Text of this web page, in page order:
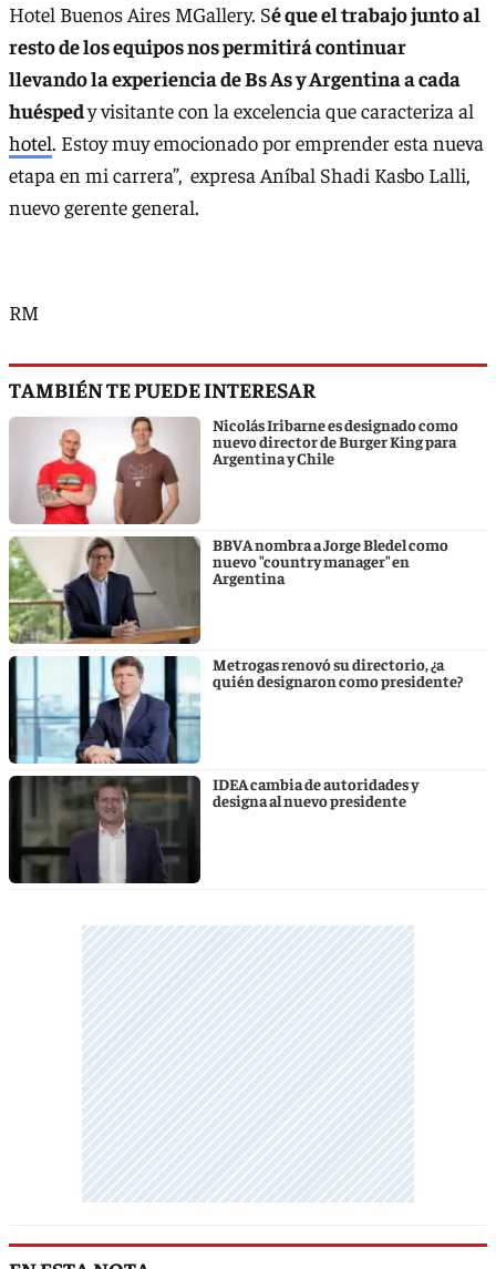
Hotel Buenos Aires MGallery. Sé que el trabajo junto al
resto de los equipos nos permitirá continuar
llevando la experiencia de Bs As y Argentina a cada
huéspedy visitante con la excelencia que caracteriza al
hotel. Estoy muy emocionado por emprender esta nueva
etapa en mi carrera”, expresa Aníbal Shadi Kasbo Lalli,
nuevo gerente general.
RM
TAMBIÉN TE PUEDE INTERESAR
Nicolás Iribarne es designado como
nuevo director de Burger King para
Argentina y Chile
BBVA nombra a Jorge Bledel como
nuevo "country manager" en
Argentina
Metrogas renovó su directorio, ¿a
quién designaron como presidente?
IDEA cambia de autoridades y
designa al nuevo presidente